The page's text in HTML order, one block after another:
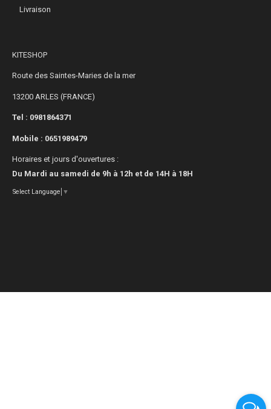
Livraison
KITESHOP
Route des Saintes-Maries de la mer
13200 ARLES (FRANCE)
Tel : 0981864371
Mobile : 0651989479
Horaires et jours d'ouvertures :
Du Mardi au samedi de 9h à 12h et de 14H à 18H
Select Language ▼